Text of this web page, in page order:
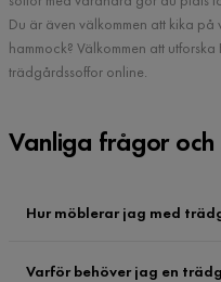
Du är även välkommen att kika
hammock? Välkommen att
trädgårdssoffor online.
Vanliga frågor
Hur möblerar jag med
Varför behöver jag en